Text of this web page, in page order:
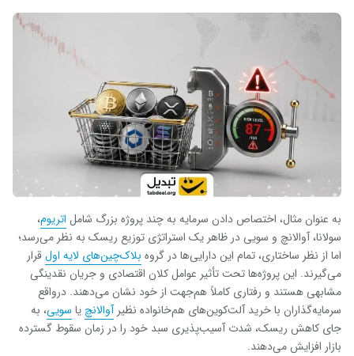
به عنوان مثال، اختصاص دادن سرمایه به چند پروژه بزرگ شامل اتریوم،
سولانا، آوالانچ و سویی در ظاهر یک استراتژی توزیع ریسک به نظر می‌رسد؛
اما از نظر ساختاری، تمام این دارایی‌ها در گروه بلاک‌چین‌های لایه اولقرار
می‌گیرند. این پروژه‌ها تحت تأثیر عوامل کلان اقتصادی و جریان نقدینگی
مشابهی هستند و رفتاری کاملاً هم‌جهت از خود نشان می‌دهند. درواقع
سرمایه‌گذاران با خرید آلت‌کوین‌های هم‌خانواده نظیرآوالانچ یا سویی، به
جای کاهش ریسک، شدت آسیب‌پذیری سبد خود را در زمان سقوط گسترده
بازار افزایش می‌دهند.